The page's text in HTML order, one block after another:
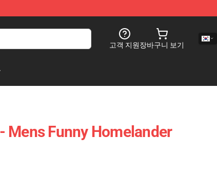
고객 지원장바구니 보기
Mens Funny Homelander